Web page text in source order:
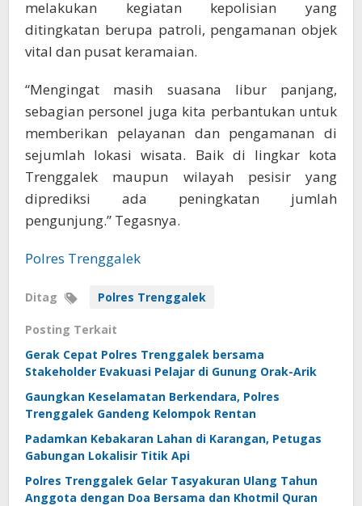
melakukan kegiatan kepolisian yang
ditingkatan berupa patroli, pengamanan objek
vital dan pusat keramaian.
“Mengingat masih suasana libur panjang,
sebagian personel juga kita perbantukan untuk
memberikan pelayanan dan pengamanan di
sejumlah lokasi wisata. Baik di lingkar kota
Trenggalek maupun wilayah pesisir yang
diprediksi ada peningkatan jumlah
pengunjung.” Tegasnya.
Polres Trenggalek
Ditag Polres Trenggalek
Posting Terkait
Gerak Cepat Polres Trenggalek bersama
Stakeholder Evakuasi Pelajar di Gunung Orak-Arik
Gaungkan Keselamatan Berkendara, Polres
Trenggalek Gandeng Kelompok Rentan
Padamkan Kebakaran Lahan di Karangan, Petugas
Gabungan Lokalisir Titik Api
Polres Trenggalek Gelar Tasyakuran Ulang Tahun
Anggota dengan Doa Bersama dan Khotmil Quran